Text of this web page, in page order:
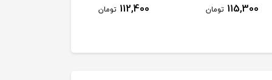
115,300 تومان 112,400 تومان